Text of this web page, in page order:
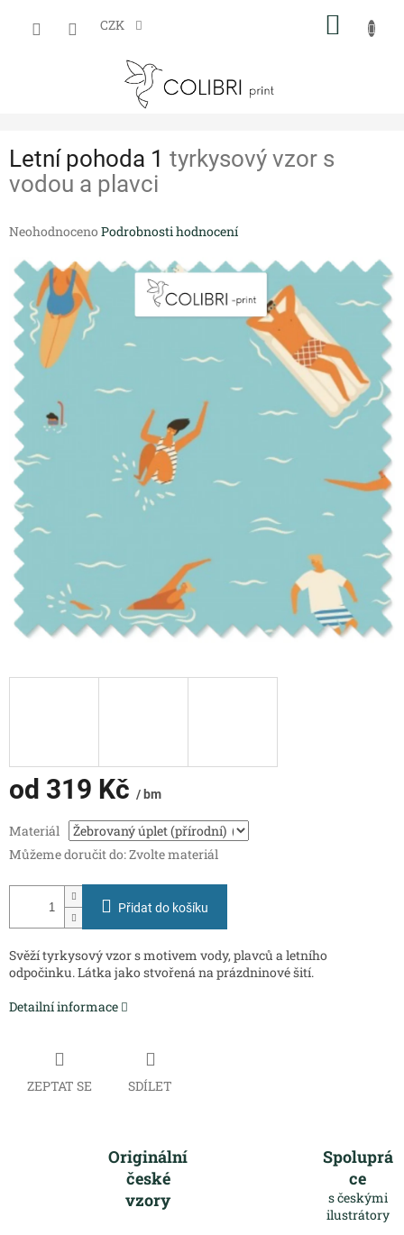
CZK
Letní pohoda 1 tyrkysový vzor s
vodou a plavci
Průměrné
produktu
je
0,0
z
hvězdiček.
Neohodnoceno Podrobnosti hodnocení
od 319 Kč / bm
cena:
Materiál
Můžeme doručit do:Zvolte materiál
Přidat do košíku
Svěží tyrkysový vzor s motivem vody, plavců a letního
odpočinku. Látka jako stvořená na prázdninové šití.
Detailní informace
ZEPTAT SE SDÍLET
Originální
české
vzory
Spoluprá
ce
s českými
ilustrátory